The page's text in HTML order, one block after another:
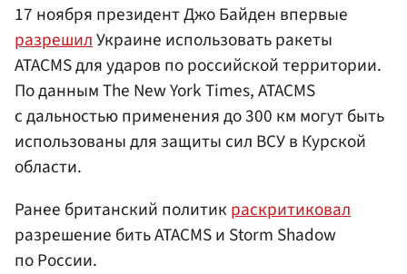
17 ноября президент Джо Байден впервые
разрешилУкраине использовать ракеты
ATACMS для ударов по российской территории.
По данным The New York Times, ATACMS
с дальностью применения до 300 км могут быть
использованы для защиты сил ВСУ в Курской
области.
Ранее британский политик раскритиковал
разрешение бить ATACMS и Storm Shadow
по России.